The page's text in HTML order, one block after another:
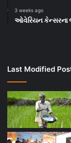
3 weeks ago
ઓવેરિયન કેન્સરના
Last Modified